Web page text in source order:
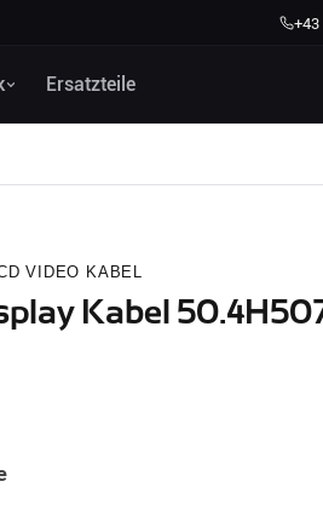
+43
Ersatzteile
VIDEO KABEL
Kabel